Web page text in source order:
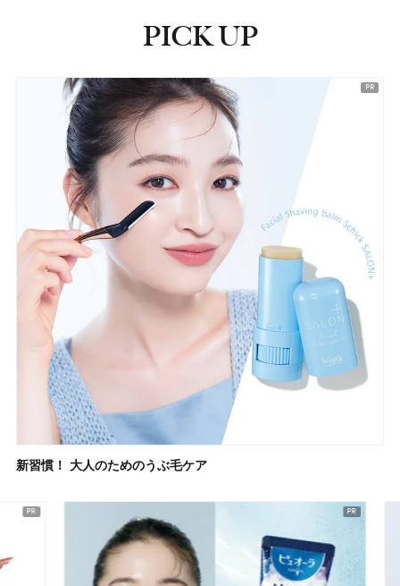
PICK UP
新習慣！ 大人のためのうぶ毛ケア